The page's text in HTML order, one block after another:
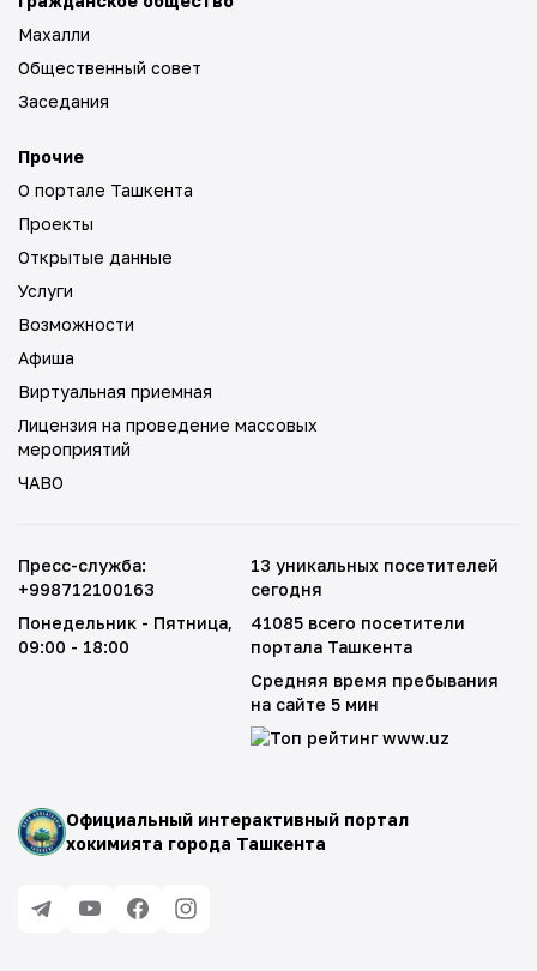
Махалли
Общественный совет
Заседания
Прочие
О портале Ташкента
Проекты
Открытые данные
Услуги
Возможности
Афиша
Виртуальная приемная
Лицензия на проведение массовых
мероприятий
ЧАВО
Официальный интерактивный портал
хокимията города Ташкента
Пресс-служба:
+998712100163
Понедельник - Пятница,
09:00 - 18:00
13 уникальных посетителей
сегодня
41085 всего посетители
портала Ташкента
Средняя время пребывания
на сайте 5 мин